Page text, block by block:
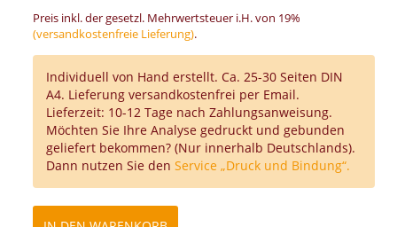
Preis inkl. der gesetzl. Mehrwertsteuer i.H. von 19%
(versandkostenfreie Lieferung).
Individuell von Hand erstellt. Ca. 25-30 Seiten DIN
A4. Lieferung versandkostenfrei per Email.
Lieferzeit: 10-12 Tage nach Zahlungsanweisung.
Möchten Sie Ihre Analyse gedruckt und gebunden
geliefert bekommen? (Nur innerhalb Deutschlands).
Dann nutzen Sie den Service „Druck und Bindung“.